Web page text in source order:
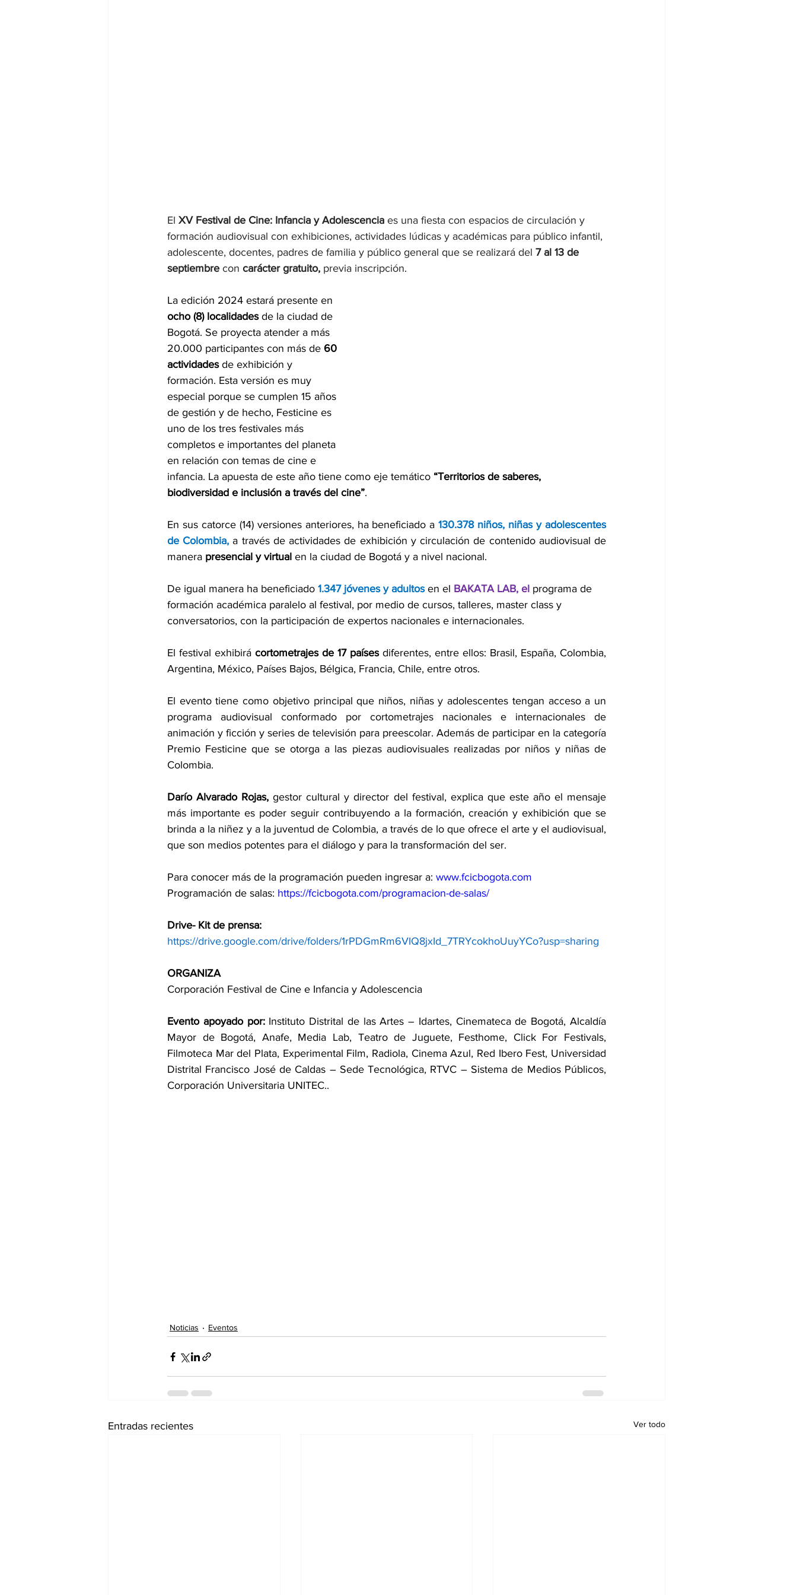
El XV Festival de Cine: Infancia y Adolescencia es una fiesta con espacios de circulación y
formación audiovisual con exhibiciones, actividades lúdicas y académicas para público infantil,
adolescente, docentes, padres de familia y público general que se realizará del 7 al 13 de
septiembre con carácter gratuito, previa inscripción.
La edición 2024 estará presente en
ocho (8) localidades de la ciudad de
Bogotá. Se proyecta atender a más
20.000 participantes con más de 60
actividades de exhibición y
formación. Esta versión es muy
especial porque se cumplen 15 años
de gestión y de hecho, Festicine es
uno de los tres festivales más
completos e importantes del planeta
en relación con temas de cine e
infancia. La apuesta de este año tiene como eje temático “Territorios de saberes,
biodiversidad e inclusión a través del cine”.
En sus catorce (14) versiones anteriores, ha beneficiado a 130.378 niños, niñas y adolescentes
de Colombia, a través de actividades de exhibición y circulación de contenido audiovisual de
manera presencial y virtual en la ciudad de Bogotá y a nivel nacional.
De igual manera ha beneficiado 1.347 jóvenes y adultos en el BAKATA LAB, el programa de
formación académica paralelo al festival, por medio de cursos, talleres, master class y
conversatorios, con la participación de expertos nacionales e internacionales.
El festival exhibirá cortometrajes de 17 países diferentes, entre ellos: Brasil, España, Colombia,
Argentina, México, Países Bajos, Bélgica, Francia, Chile, entre otros.
El evento tiene como objetivo principal que niños, niñas y adolescentes tengan acceso a un
programa audiovisual conformado por cortometrajes nacionales e internacionales de
animación y ficción y series de televisión para preescolar. Además de participar en la categoría
Premio Festicine que se otorga a las piezas audiovisuales realizadas por niños y niñas de
Colombia.
Darío Alvarado Rojas, gestor cultural y director del festival, explica que este año el mensaje
más importante es poder seguir contribuyendo a la formación, creación y exhibición que se
brinda a la niñez y a la juventud de Colombia, a través de lo que ofrece el arte y el audiovisual,
que son medios potentes para el diálogo y para la transformación del ser.
Para conocer más de la programación pueden ingresar a: www.fcicbogota.com
Programación de salas: https://fcicbogota.com/programacion-de-salas/
Drive- Kit de prensa:
https://drive.google.com/drive/folders/1rPDGmRm6VIQ8jxId_7TRYcokhoUuyYCo?usp=sharing
ORGANIZA
Corporación Festival de Cine e Infancia y Adolescencia
Evento apoyado por: Instituto Distrital de las Artes – Idartes, Cinemateca de Bogotá, Alcaldía
Mayor de Bogotá, Anafe, Media Lab, Teatro de Juguete, Festhome, Click For Festivals,
Filmoteca Mar del Plata, Experimental Film, Radiola, Cinema Azul, Red Ibero Fest, Universidad
Distrital Francisco José de Caldas – Sede Tecnológica, RTVC – Sistema de Medios Públicos,
Corporación Universitaria UNITEC..
Noticias Eventos
Entradas recientes Ver todo